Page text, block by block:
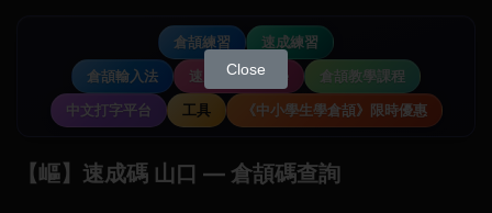
倉頡練習
速成練習
倉頡輸入法
速成輸入法教學
倉頡教學課程
中文打字平台
工具 《中小學生學倉頡》限時優惠
【嶇】速成碼 山口 — 倉頡碼查詢
Close